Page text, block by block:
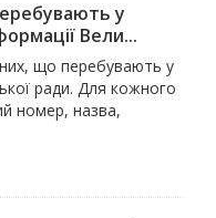
у
Вели...
що перебувають у
ради. Для кожного
номер, назва,